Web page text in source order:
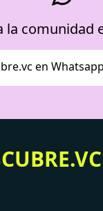
la comunidad
en Whatsapp